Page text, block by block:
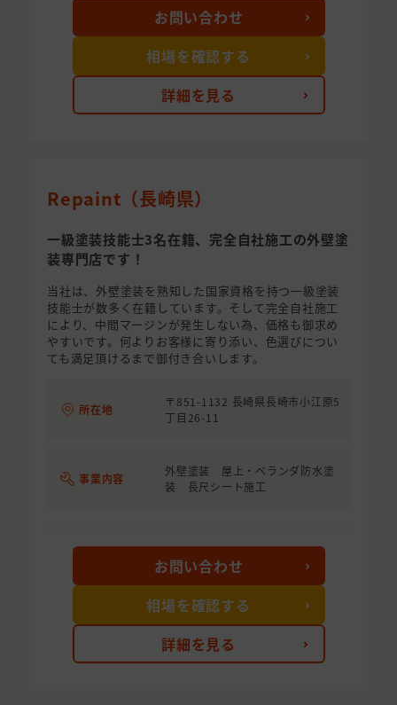
詳細を見る
お問い合わせ
相場を確認する
Repaint（長崎県）
一級塗装技能士3名在籍、完全自社施工の外壁塗
装専門店です！
当社は、外壁塗装を熟知した国家資格を持つ一級塗装
技能士が数多く在籍しています。そして完全自社施工
により、中間マージンが発生しない為、価格も御求め
やすいです。何よりお客様に寄り添い、色選びについ
ても満足頂けるまで御付き合いします。
所在地
〒851-1132 長崎県長崎市小江原5
丁目26-11
事業内容
外壁塗装 屋上・ベランダ防水塗
装 長尺シート施工
詳細を見る
お問い合わせ
相場を確認する